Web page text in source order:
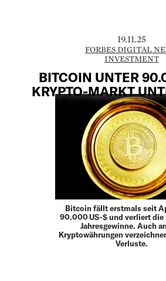
19.11.25
FORBES DIGITAL
INVESTMENT
BITCOIN UNTER
KRYPTO-MARKT
Bitcoin fällt erstmals seit
90.000 US‑$ und verliert die
Jahresgewinne. Auch
Kryptowährungen
Verluste.